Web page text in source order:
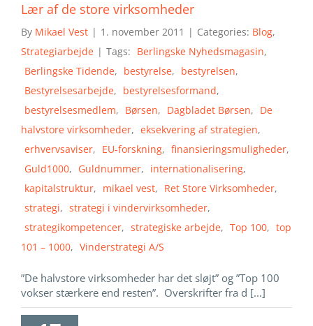
Lær af de store virksomheder
By Mikael Vest | 1. november 2011 | Categories: Blog,
Strategiarbejde | Tags: Berlingske Nyhedsmagasin,
Berlingske Tidende, bestyrelse, bestyrelsen,
Bestyrelsesarbejde, bestyrelsesformand,
bestyrelsesmedlem, Børsen, Dagbladet Børsen, De
halvstore virksomheder, eksekvering af strategien,
erhvervsaviser, EU-forskning, finansieringsmuligheder,
Guld1000, Guldnummer, internationalisering,
kapitalstruktur, mikael vest, Ret Store Virksomheder,
strategi, strategi i vindervirksomheder,
strategikompetencer, strategiske arbejde, Top 100, top
101 – 1000, Vinderstrategi A/S
”De halvstore virksomheder har det sløjt” og ”Top 100
vokser stærkere end resten”. Overskrifter fra d [...]